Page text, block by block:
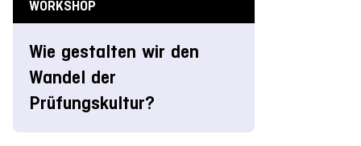
WORKSHOP
Wie gestalten wir den
Wandel der
Prüfungskultur?